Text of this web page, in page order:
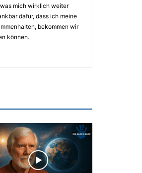
mich wirklich weiter
dafür, dass ich meine
bekommen wir
können.